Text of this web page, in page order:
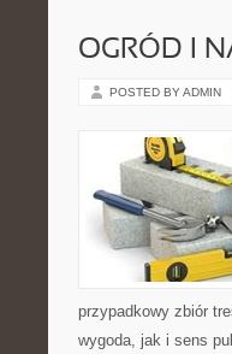
OGRÓD I
POSTED BY ADMIN
przypadkowy zbiór
wygoda, jak i sens